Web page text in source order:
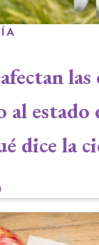
las
al estado
dice la